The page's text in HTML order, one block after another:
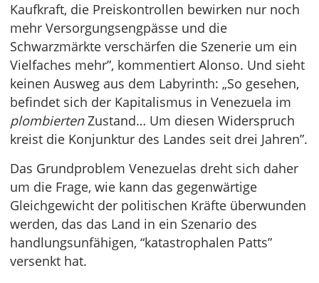
Kaufkraft, die Preiskontrollen bewirken nur noch
mehr Versorgungsengpässe und die
Schwarzmärkte verschärfen die Szenerie um ein
Vielfaches mehr”, kommentiert Alonso. Und sieht
keinen Ausweg aus dem Labyrinth: „So gesehen,
befindet sich der Kapitalismus in Venezuela im
plombiertenZustand… Um diesen Widerspruch
kreist die Konjunktur des Landes seit drei Jahren”.
Das Grundproblem Venezuelas dreht sich daher
um die Frage, wie kann das gegenwärtige
Gleichgewicht der politischen Kräfte überwunden
werden, das das Land in ein Szenario des
handlungsunfähigen, “katastrophalen Patts”
versenkt hat.